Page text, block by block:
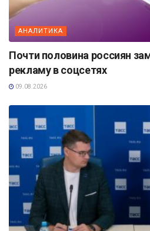
АНАЛИТИКА
Почти половина россиян
рекламу в соцсетях
09.08.2026